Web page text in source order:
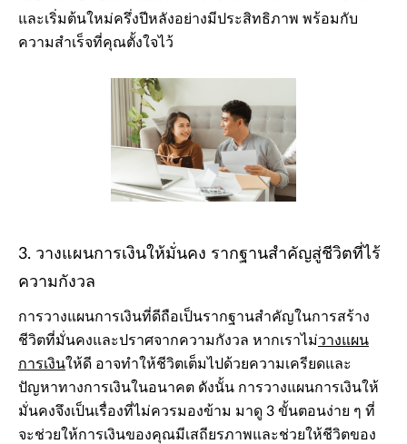
และเริ่มต้นใหม่ครึ่งปีหลังอย่างมีประสิทธิภาพ พร้อมกับ
ความสำเร็จที่คุณตั้งใจไว้
3. วางแผนการเงินให้มั่นคง รากฐานสำคัญสู่ชีวิตที่ไร้
ความกังวล
การวางแผนการเงินที่ดีถือเป็นรากฐานสำคัญในการสร้าง
ชีวิตที่มั่นคงและปราศจากความกังวล หากเราไม่วางแผน
การเงินให้ดี อาจทำให้ชีวิตเต็มไปด้วยความเครียดและ
ปัญหาทางการเงินในอนาคต ดังนั้น การวางแผนการเงินให้
มั่นคงจึงเป็นเรื่องที่ไม่ควรมองข้าม มาดู 3 ขั้นตอนง่าย ๆ ที่
จะช่วยให้การเงินของคุณมีเสถียรภาพและช่วยให้ชีวิตของ